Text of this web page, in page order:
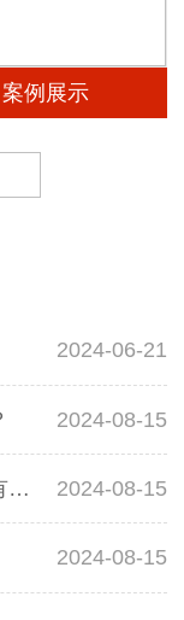
案例展示
2024-06-21
2024-08-15
断桥铝合金门窗和普通铝合金门窗有什么区别？ 2024-08-15
2024-08-15